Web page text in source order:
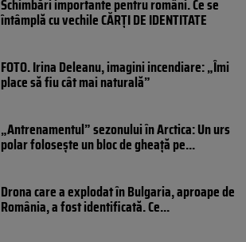
Schimbări importante pentru români. Ce se
întâmplă cu vechile CĂRȚI DE IDENTITATE
FOTO. Irina Deleanu, imagini incendiare: „Îmi
place să fiu cât mai naturală”
„Antrenamentul” sezonului în Arctica: Un urs
polar folosește un bloc de gheață pe...
Drona care a explodat în Bulgaria, aproape de
România, a fost identificată. Ce...